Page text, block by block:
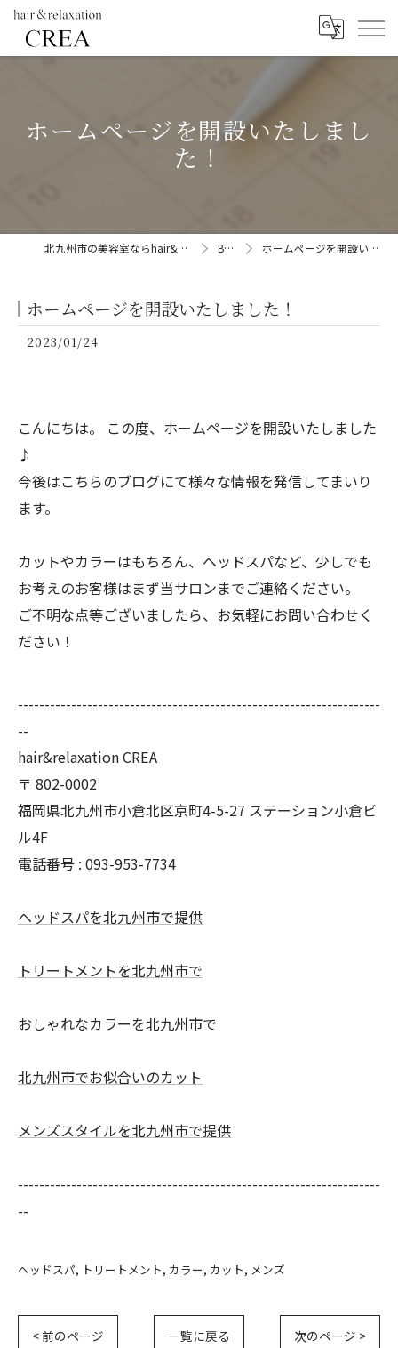
ホームページを開設いたしまし
た！
北九州市の美容室ならhair&relaxation CREA BLOG ホームページを開設いたしました！
ホームページを開設いたしました！
2023/01/24
こんにちは。 この度、ホームページを開設いたしました
♪
今後はこちらのブログにて様々な情報を発信してまいり
ます。
カットやカラーはもちろん、ヘッドスパなど、少しでも
お考えのお客様はまず当サロンまでご連絡ください。
ご不明な点等ございましたら、お気軽にお問い合わせく
ださい！
--------------------------------------------------------------------
--
hair&relaxation CREA
〒 802-0002
福岡県北九州市小倉北区京町4-5-27 ステーション小倉ビ
ル4F
電話番号 : 093-953-7734
ヘッドスパを北九州市で提供
トリートメントを北九州市で
おしゃれなカラーを北九州市で
北九州市でお似合いのカット
メンズスタイルを北九州市で提供
--------------------------------------------------------------------
--
ヘッドスパ トリートメント カラー カット メンズ
< 前のページ 一覧に戻る 次のページ >